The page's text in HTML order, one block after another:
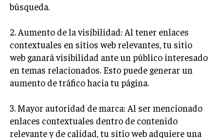
INTERNACIONAL
COMERCIO INTERNACIONAL
EXPANSIÓN GLOBAL
IMPORTACIÓN Y EXPORTACIÓN
TECNOLOGIA
SOSTENIBILIDAD Y MEDIO AMBIENTE
búsqueda.
2. Aumento de la visibilidad: Al tener enlaces
contextuales en sitios web relevantes, tu sitio
web ganará visibilidad ante un público interesado
en temas relacionados. Esto puede generar un
aumento de tráfico hacia tu página.
3. Mayor autoridad de marca: Al ser mencionado
enlaces contextuales dentro de contenido
relevante y de calidad, tu sitio web adquiere una